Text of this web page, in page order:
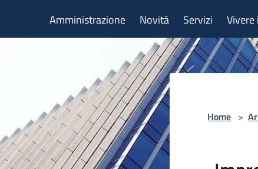
Amministrazione Novità Servizi Vivere
Home >